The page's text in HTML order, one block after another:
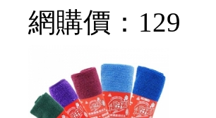
網購價： 129